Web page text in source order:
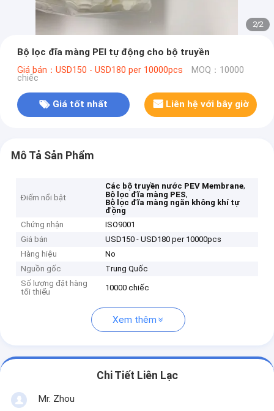
2/2
Bộ lọc đĩa màng PEI tự động cho bộ truyền
Giá bán：USD150 - USD180 per 10000pcs MOQ：10000
chiếc
Giá tốt nhất Liên hệ với bây giờ
Mô Tả Sản Phẩm
Điểm nổi bật
Các bộ truyền nước PEV Membrane,
Bộ lọc đĩa màng PES,
Bộ lọc đĩa màng ngăn không khí tự
động
Chứng nhận
ISO9001
Giá bán
USD150 - USD180 per 10000pcs
Hàng hiệu
No
Nguồn gốc
Trung Quốc
Số lượng đặt hàng
tối thiểu
10000 chiếc
Xem thêm
Chi Tiết Liên Lạc
Mr. Zhou